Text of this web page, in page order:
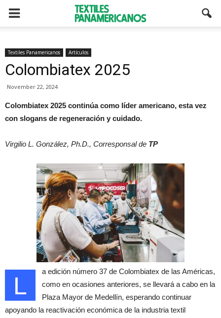
Textiles Panamericanos Artículos
Colombiatex 2025
November 22, 2024
Colombiatex 2025 continúa como líder americano, esta vez
con slogans de regeneración y cuidado.
Virgilio L. González, Ph.D., Corresponsal de TP
L
a edición número 37 de Colombiatex de las Américas,
como en ocasiones anteriores, se llevará a cabo en la
Plaza Mayor de Medellín, esperando continuar
apoyando la reactivación económica de la industria textil